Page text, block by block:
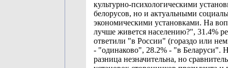
культурно-психологическими
белорусов, но и актуальными
экономическими установками. На
лучше живется населению?", 31.4%
ответили "в России" (гораздо или
- "одинаково", 28.2% - "в Беларуси".
разница незначительна, но